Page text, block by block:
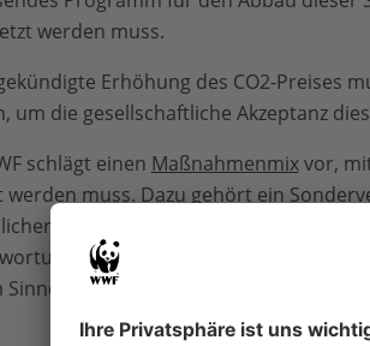
werden muss.
Erhöhung des CO2-Preises
um die gesellschaftliche Akzeptanz
schlägt einen Maßnahmenmixvor,
werden muss. Dazu gehört ein
Finanzierung im Grundgesetz
der Union, die sich der
Sinne annehmen muss.